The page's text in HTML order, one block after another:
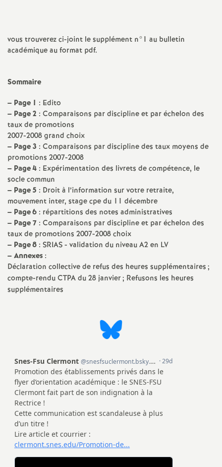
t
n
a
l
d
e
s
E
e
i
e
vous trouverez ci-joint le supplément n°1 au bulletin
académique au format pdf.
Sommaire
– Page 1 : Edito
– Page 2 : Comparaisons par discipline et par échelon des
taux de promotions
2007-2008 grand choix
– Page 3 : Comparaisons par discipline des taux moyens de
promotions 2007-2008
– Page 4 : Expérimentation des livrets de compétence, le
socle commun
– Page 5 : Droit à l’information sur votre retraite,
mouvement inter, stage cpe du 11 décembre
– Page 6 : répartitions des notes administratives
– Page 7 : Comparaisons par discipline et par échelon des
taux de promotions 2007-2008 choix
– Page 8 : SRIAS - validation du niveau A2 en LV
–Annexes :
Déclaration collective de refus des heures supplémentaires;
compte-rendu CTPA du 28 janvier; Refusons les heures
supplémentaires